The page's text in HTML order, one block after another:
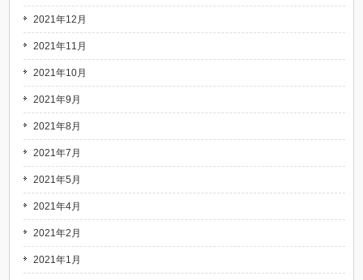
2021年12月
2021年11月
2021年10月
2021年9月
2021年8月
2021年7月
2021年5月
2021年4月
2021年2月
2021年1月